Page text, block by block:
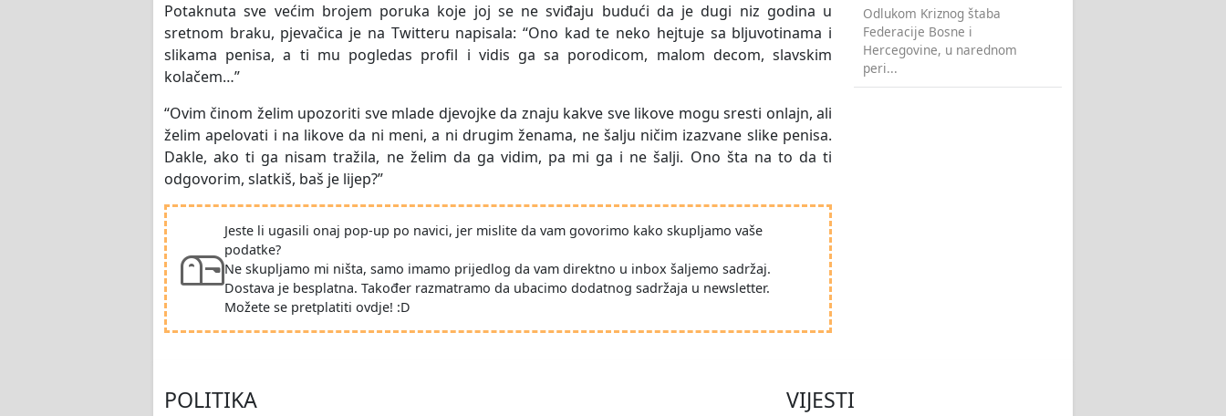
Potaknuta sve većim brojem poruka koje joj se ne sviđaju budući da je dugi niz godina u
sretnom braku, pjevačica je na Twitteru napisala: “Ono kad te neko hejtuje sa bljuvotinama i
slikama penisa, a ti mu pogledas profil i vidis ga sa porodicom, malom decom, slavskim
kolačem…”
“Ovim činom želim upozoriti sve mlade djevojke da znaju kakve sve likove mogu sresti onlajn, ali
želim apelovati i na likove da ni meni, a ni drugim ženama, ne šalju ničim izazvane slike penisa.
Dakle, ako ti ga nisam tražila, ne želim da ga vidim, pa mi ga i ne šalji. Ono šta na to da ti
odgovorim, slatkiš, baš je lijep?”
Jeste li ugasili onaj pop-up po navici, jer mislite da vam govorimo kako skupljamo vaše
podatke?
Ne skupljamo mi ništa, samo imamo prijedlog da vam direktno u inbox šaljemo sadržaj.
Dostava je besplatna. Također razmatramo da ubacimo dodatnog sadržaja u newsletter.
Možete se pretplatiti ovdje! :D
Odlukom Kriznog štaba
Federacije Bosne i
Hercegovine, u narednom
peri...
POLITIKA VIJESTI